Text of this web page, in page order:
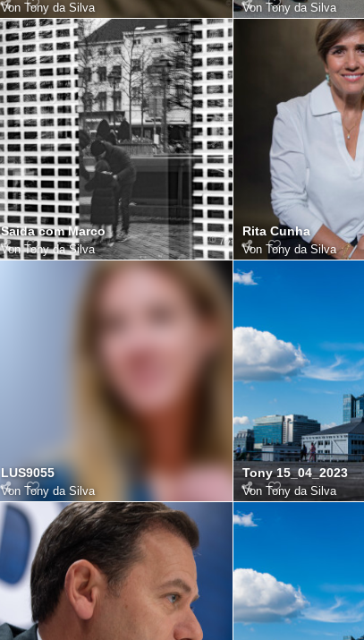
Von Tony da Silva Von Tony da Silva
Saida com Marco
VonTony da Silva
Rita Cunha
Von Tony da Silva
LUS9055
Von Tony da Silva
Tony 15_04_2023
Von Tony da Silva